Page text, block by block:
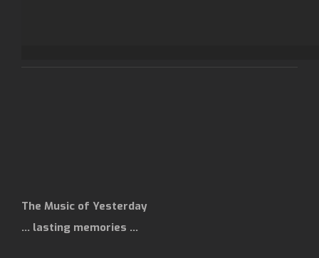
The Music of Yesterday
… lasting memories …